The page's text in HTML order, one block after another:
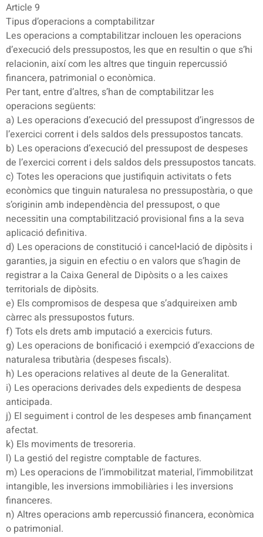
Article 9
Tipus d’operacions a comptabilitzar
Les operacions a comptabilitzar inclouen les operacions
d’execució dels pressupostos, les que en resultin o que s’hi
relacionin, així com les altres que tinguin repercussió
financera, patrimonial o econòmica.
Per tant, entre d’altres, s’han de comptabilitzar les
operacions següents:
a) Les operacions d’execució del pressupost d’ingressos de
l’exercici corrent i dels saldos dels pressupostos tancats.
b) Les operacions d’execució del pressupost de despeses
de l’exercici corrent i dels saldos dels pressupostos tancats.
c) Totes les operacions que justifiquin activitats o fets
econòmics que tinguin naturalesa no pressupostària, o que
s’originin amb independència del pressupost, o que
necessitin una comptabilització provisional fins a la seva
aplicació definitiva.
d) Les operacions de constitució i cancel•lació de dipòsits i
garanties, ja siguin en efectiu o en valors que s’hagin de
registrar a la Caixa General de Dipòsits o a les caixes
territorials de dipòsits.
e) Els compromisos de despesa que s’adquireixen amb
càrrec als pressupostos futurs.
f) Tots els drets amb imputació a exercicis futurs.
g) Les operacions de bonificació i exempció d’exaccions de
naturalesa tributària (despeses fiscals).
h) Les operacions relatives al deute de la Generalitat.
i) Les operacions derivades dels expedients de despesa
anticipada.
j) El seguiment i control de les despeses amb finançament
afectat.
k) Els moviments de tresoreria.
l) La gestió del registre comptable de factures.
m) Les operacions de l’immobilitzat material, l’immobilitzat
intangible, les inversions immobiliàries i les inversions
financeres.
n) Altres operacions amb repercussió financera, econòmica
o patrimonial.